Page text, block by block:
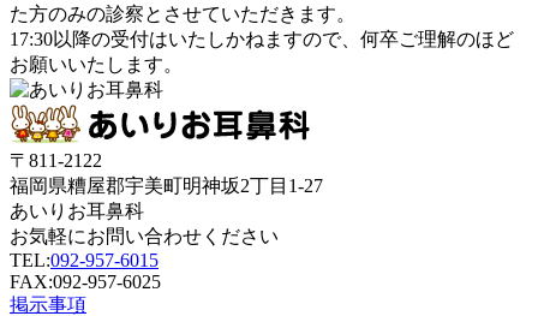
た方のみの診察とさせていただきます。
17:30以降の受付はいたしかねますので、何卒ご理解のほど
お願いいたします。
〒811-2122
福岡県糟屋郡宇美町明神坂2丁目1-27
あいりお耳鼻科
お気軽にお問い合わせください
TEL:092-957-6015
FAX:092-957-6025
掲示事項